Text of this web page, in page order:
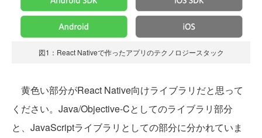
図1：React Nativeで作ったアプリのテクノロジースタック
黄色い部分がReact Native向けライブラリだと思って
ください。Java/Objective-Cとしてのライブラリ部分
と、JavaScriptライブラリとしての部分に分かれていま